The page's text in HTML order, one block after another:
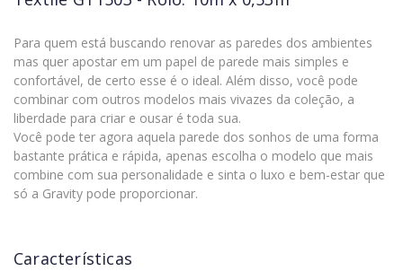
Para quem está buscando renovar as paredes dos ambientes
mas quer apostar em um papel de parede mais simples e
confortável, de certo esse é o ideal. Além disso, você pode
combinar com outros modelos mais vivazes da coleção, a
liberdade para criar e ousar é toda sua.
Você pode ter agora aquela parede dos sonhos de uma forma
bastante prática e rápida, apenas escolha o modelo que mais
combine com sua personalidade e sinta o luxo e bem-estar que
só a Gravity pode proporcionar.
Características